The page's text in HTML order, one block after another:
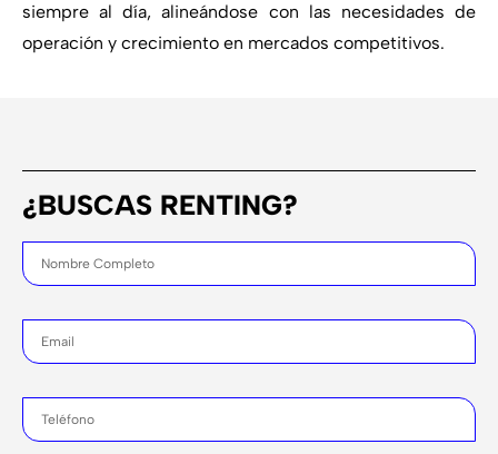
siempre al día, alineándose con las necesidades de
operación y crecimiento en mercados competitivos.
¿BUSCAS RENTING?